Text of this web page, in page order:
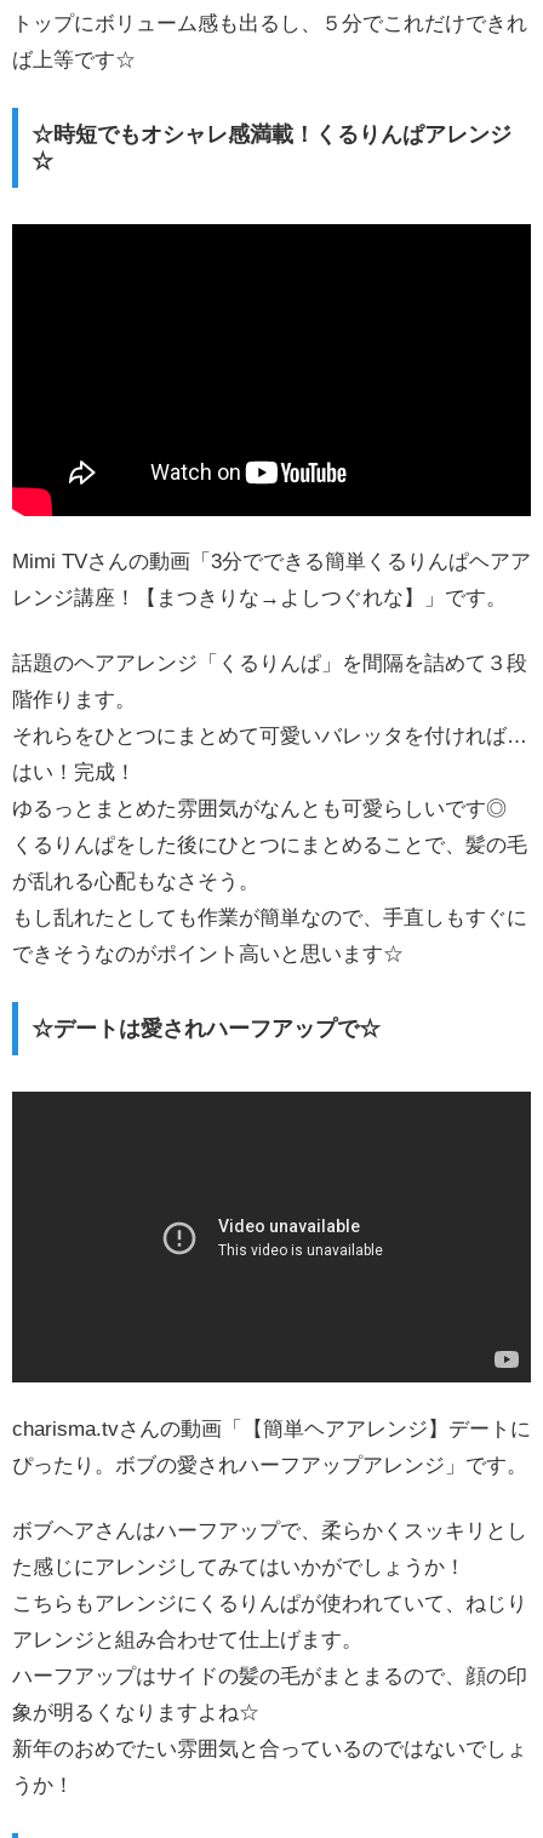
トップにボリューム感も出るし、５分でこれだけできれ
ば上等です☆
☆時短でもオシャレ感満載！くるりんぱアレンジ
☆
Mimi TVさんの動画「3分でできる簡単くるりんぱヘアア
レンジ講座！【まつきりな→よしつぐれな】」です。
話題のヘアアレンジ「くるりんぱ」を間隔を詰めて３段
階作ります。
それらをひとつにまとめて可愛いバレッタを付ければ…
はい！完成！
ゆるっとまとめた雰囲気がなんとも可愛らしいです◎
くるりんぱをした後にひとつにまとめることで、髪の毛
が乱れる心配もなさそう。
もし乱れたとしても作業が簡単なので、手直しもすぐに
できそうなのがポイント高いと思います☆
☆デートは愛されハーフアップで☆
charisma.tvさんの動画「【簡単ヘアアレンジ】デートに
ぴったり。ボブの愛されハーフアップアレンジ」です。
ボブヘアさんはハーフアップで、柔らかくスッキリとし
た感じにアレンジしてみてはいかがでしょうか！
こちらもアレンジにくるりんぱが使われていて、ねじり
アレンジと組み合わせて仕上げます。
ハーフアップはサイドの髪の毛がまとまるので、顔の印
象が明るくなりますよね☆
新年のおめでたい雰囲気と合っているのではないでしょ
うか！